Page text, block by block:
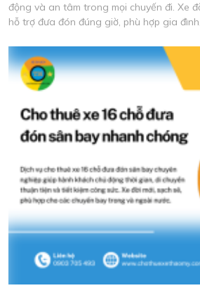
động và an tâm trong mọi chuyến đi. Xe
hỗ trợ đưa đón đúng giờ, phù hợp gia